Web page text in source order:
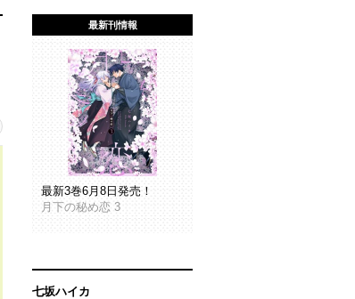
最新刊情報
最新3巻6月8日発売！
月下の秘め恋 3
七坂ハイカ